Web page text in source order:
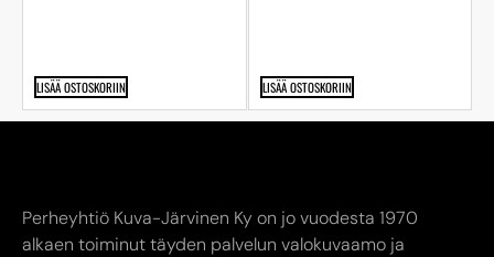
LISÄÄ OSTOSKORIIN LISÄÄ OSTOSKORIIN
Perheyhtiö Kuva-Järvinen Ky on jo vuodesta 1970
alkaen toiminut täyden palvelun valokuvaamo ja